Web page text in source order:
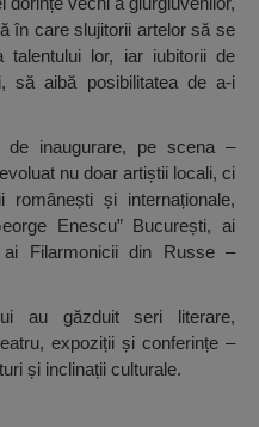
în care slujitorii artelor să se
talentului lor, iar iubitorii de
să aibă posibilitatea de a-i
de inaugurare, pe scena –
nu doar artiștii locali, ci
și internaționale,
Enescu” București, ai
Filarmonicii din Russe –
au găzduit seri literare,
expoziții și conferințe –
și inclinații culturale.